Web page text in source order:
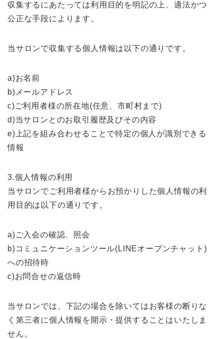
収集するにあたっては利用目的を明記の上、適法かつ
公正な手段によります。
当サロンで収集する個人情報は以下の通りです。
a)お名前
b)メールアドレス
c)ご利用者様の所在地(任意、市町村まで)
d)当サロンとのお取引履歴及びその内容
e)上記を組み合わせることで特定の個人が識別できる
情報
3.個人情報の利用
当サロンでご利用者様からお預かりした個人情報の利
用目的は以下の通りです。
a)ご入会の確認、照会
b)コミュニケーションツール(LINEオープンチャット)
への招待時
c)お問合せの返信時
当サロンでは、下記の場合を除いてはお客様の断りな
く第三者に個人情報を開示・提供することはいたしま
せん。